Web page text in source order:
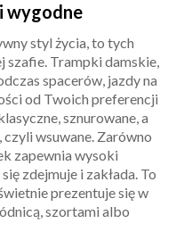
wygodne
styl życia, to tych
szafie. Trampki damskie,
spacerów, jazdy na
od Twoich preferencji
sznurowane, a
wsuwane. Zarówno
zapewnia wysoki
zdejmuje i zakłada. To
prezentuje się w
szortami albo